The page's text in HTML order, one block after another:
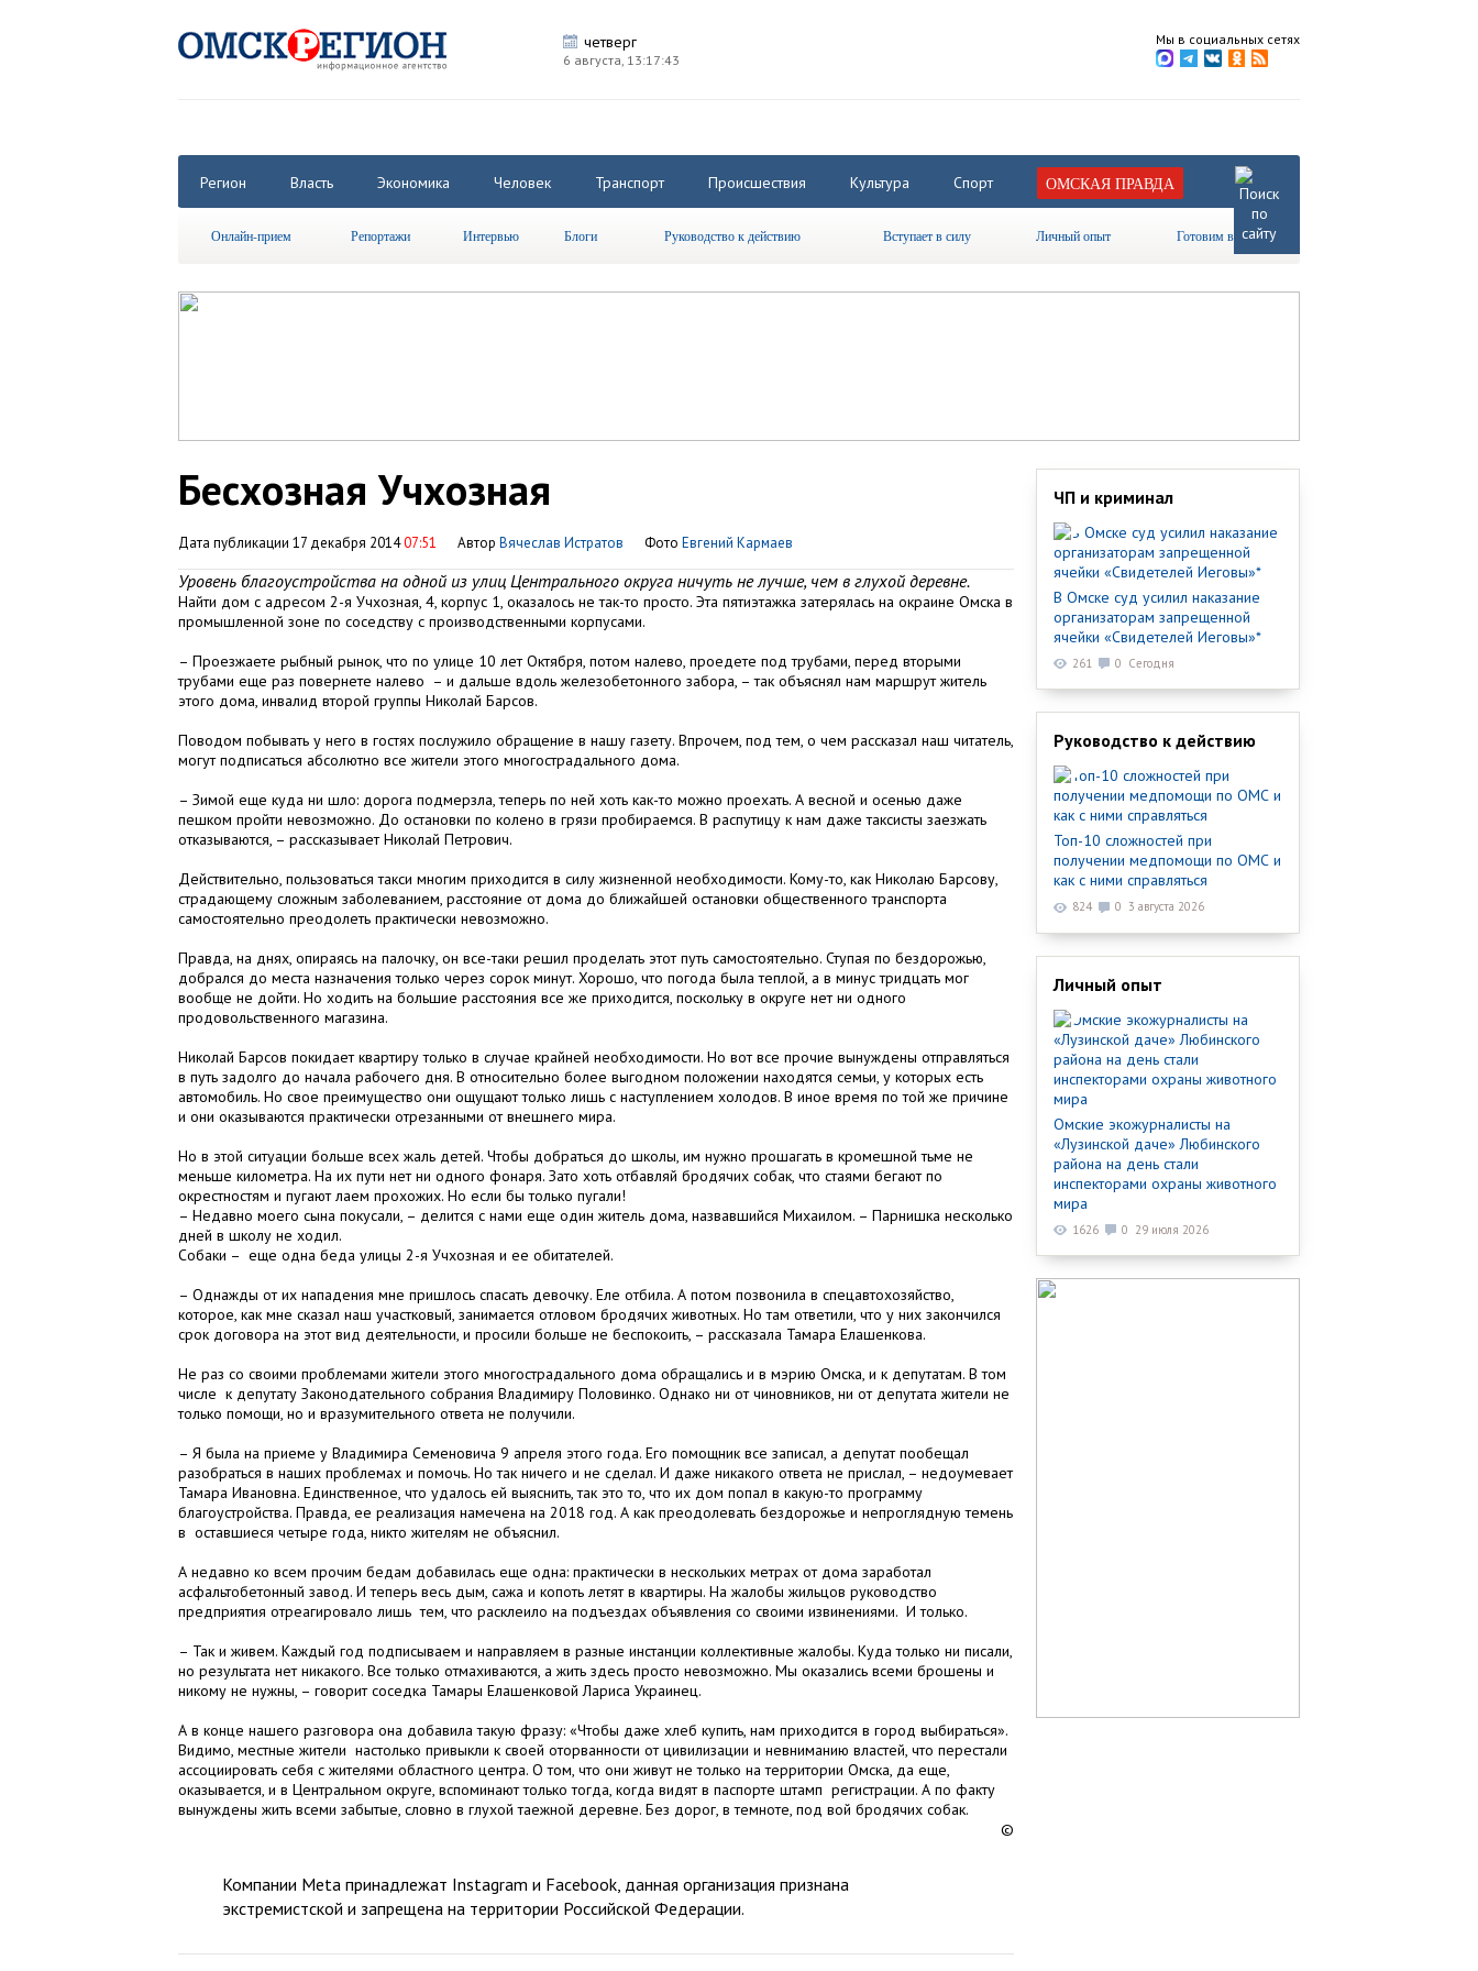
четверг
6 августа, 13:17:43
Мы в социальных сетях
Регион Власть Экономика Человек Транспорт Происшествия Культура Спорт ОМСКАЯ ПРАВДА
Онлайн-прием Репортажи Интервью Блоги Руководство к действию Вступает в силу Личный опыт Готовим вместе
Бесхозная Учхозная
Дата публикации 17 декабря 201407:51 Автор Вячеслав Истратов Фото Евгений Кармаев
Уровень благоустройства на одной из улиц Центрального округа ничуть не лучше, чем в глухой деревне.
Найти дом с адресом 2-я Учхозная, 4, корпус 1, оказалось не так-то просто. Эта пятиэтажка затерялась на окраине Омска в
промышленной зоне по соседству с производственными корпусами.
– Проезжаете рыбный рынок, что по улице 10 лет Октября, потом налево, проедете под трубами, перед вторыми
трубами еще раз повернете налево – и дальше вдоль железобетонного забора, – так объяснял нам маршрут житель
этого дома, инвалид второй группы Николай Барсов.
Поводом побывать у него в гостях послужило обращение в нашу газету. Впрочем, под тем, о чем рассказал наш читатель,
могут подписаться абсолютно все жители этого многострадального дома.
– Зимой еще куда ни шло: дорога подмерзла, теперь по ней хоть как-то можно проехать. А весной и осенью даже
пешком пройти невозможно. До остановки по колено в грязи пробираемся. В распутицу к нам даже таксисты заезжать
отказываются, – рассказывает Николай Петрович.
Действительно, пользоваться такси многим приходится в силу жизненной необходимости. Кому-то, как Николаю Барсову,
страдающему сложным заболеванием, расстояние от дома до ближайшей остановки общественного транспорта
самостоятельно преодолеть практически невозможно.
Правда, на днях, опираясь на палочку, он все-таки решил проделать этот путь самостоятельно. Ступая по бездорожью,
добрался до места назначения только через сорок минут. Хорошо, что погода была теплой, а в минус тридцать мог
вообще не дойти. Но ходить на большие расстояния все же приходится, поскольку в округе нет ни одного
продовольственного магазина.
Николай Барсов покидает квартиру только в случае крайней необходимости. Но вот все прочие вынуждены отправляться
в путь задолго до начала рабочего дня. В относительно более выгодном положении находятся семьи, у которых есть
автомобиль. Но свое преимущество они ощущают только лишь с наступлением холодов. В иное время по той же причине
и они оказываются практически отрезанными от внешнего мира.
Но в этой ситуации больше всех жаль детей. Чтобы добраться до школы, им нужно прошагать в кромешной тьме не
меньше километра. На их пути нет ни одного фонаря. Зато хоть отбавляй бродячих собак, что стаями бегают по
окрестностям и пугают лаем прохожих. Но если бы только пугали!
– Недавно моего сына покусали, – делится с нами еще один житель дома, назвавшийся Михаилом. – Парнишка несколько
дней в школу не ходил.
Собаки – еще одна беда улицы 2-я Учхозная и ее обитателей.
– Однажды от их нападения мне пришлось спасать девочку. Еле отбила. А потом позвонила в спецавтохозяйство,
которое, как мне сказал наш участковый, занимается отловом бродячих животных. Но там ответили, что у них закончился
срок договора на этот вид деятельности, и просили больше не беспокоить, – рассказала Тамара Елашенкова.
Не раз со своими проблемами жители этого многострадального дома обращались и в мэрию Омска, и к депутатам. В том
числе к депутату Законодательного собрания Владимиру Половинко. Однако ни от чиновников, ни от депутата жители не
только помощи, но и вразумительного ответа не получили.
– Я была на приеме у Владимира Семеновича 9 апреля этого года. Его помощник все записал, а депутат пообещал
разобраться в наших проблемах и помочь. Но так ничего и не сделал. И даже никакого ответа не прислал, – недоумевает
Тамара Ивановна. Единственное, что удалось ей выяснить, так это то, что их дом попал в какую-то программу
благоустройства. Правда, ее реализация намечена на 2018 год. А как преодолевать бездорожье и непроглядную темень
в оставшиеся четыре года, никто жителям не объяснил.
А недавно ко всем прочим бедам добавилась еще одна: практически в нескольких метрах от дома заработал
асфальтобетонный завод. И теперь весь дым, сажа и копоть летят в квартиры. На жалобы жильцов руководство
предприятия отреагировало лишь тем, что расклеило на подъездах объявления со своими извинениями. И только.
– Так и живем. Каждый год подписываем и направляем в разные инстанции коллективные жалобы. Куда только ни писали,
но результата нет никакого. Все только отмахиваются, а жить здесь просто невозможно. Мы оказались всеми брошены и
никому не нужны, – говорит соседка Тамары Елашенковой Лариса Украинец.
А в конце нашего разговора она добавила такую фразу: «Чтобы даже хлеб купить, нам приходится в город выбираться».
Видимо, местные жители настолько привыкли к своей оторванности от цивилизации и невниманию властей, что перестали
ассоциировать себя с жителями областного центра. О том, что они живут не только на территории Омска, да еще,
оказывается, и в Центральном округе, вспоминают только тогда, когда видят в паспорте штамп регистрации. А по факту
вынуждены жить всеми забытые, словно в глухой таежной деревне. Без дорог, в темноте, под вой бродячих собак.
©
Компании Meta принадлежат Instagram и Facebook, данная организация признана
экстремистской и запрещена на территории Российской Федерации.
ЧП и криминал
В Омске суд усилил наказание
организаторам запрещенной
ячейки «Свидетелей Иеговы»*
261 0 Сегодня
Руководство к действию
Топ-10 сложностей при
получении медпомощи по ОМС и
как с ними справляться
824 0 3 августа 2026
Личный опыт
Омские экожурналисты на
«Лузинской даче» Любинского
района на день стали
инспекторами охраны животного
мира
1626 0 29 июля 2026